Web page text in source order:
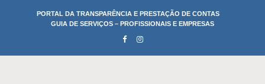
PORTAL DA TRANSPARÊNCIA E PRESTAÇÃO DE CONTAS
GUIA DE SERVIÇOS – PROFISSIONAIS E EMPRESAS